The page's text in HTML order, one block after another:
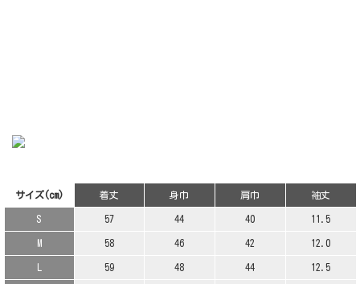
サイズ(cm) 着丈 身巾 肩巾 袖丈
S 57 44 40 11.5
M 58 46 42 12.0
59 48 44 12.5